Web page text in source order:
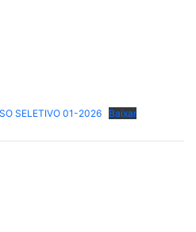
SELETIVO 01-2026 Baixar